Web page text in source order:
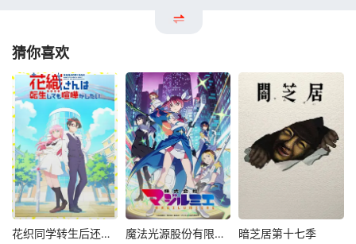
猜你喜欢
花织同学转生后还是想干架 魔法光源股份有限公司第二季 暗芝居第十七季